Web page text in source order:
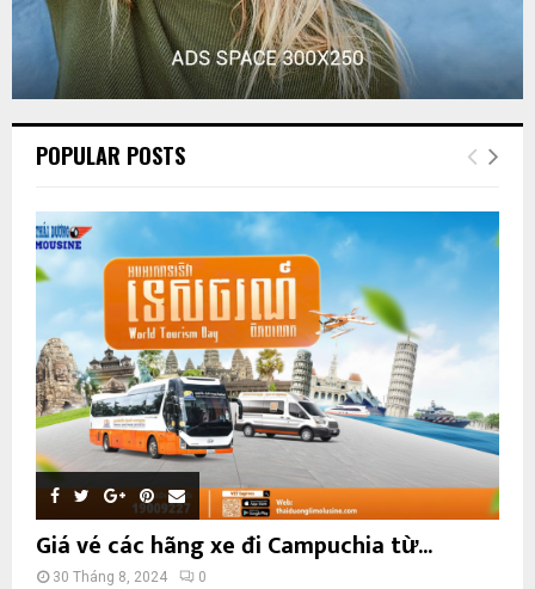
POPULAR POSTS
Giá vé các hãng xe đi Campuchia từ...
30 Tháng 8, 2024 0